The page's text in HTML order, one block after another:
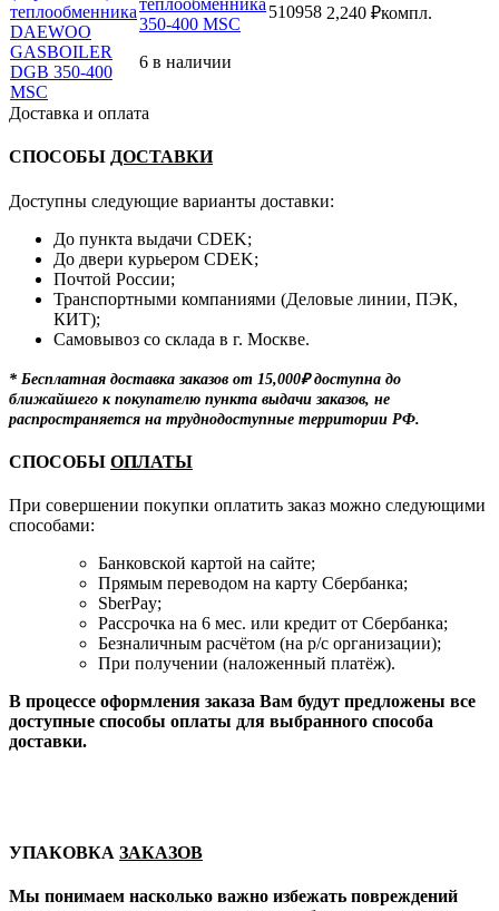
теплообменника
350-400 MSC
6 в наличии
510958 2,240 ₽компл.
Доставка и оплата
СПОСОБЫ ДОСТАВКИ
Доступны следующие варианты доставки:
До пункта выдачи CDEK;
До двери курьером CDEK;
Почтой России;
Транспортными компаниями (Деловые линии, ПЭК,
КИТ);
Самовывоз со склада в г. Москве.
* Бесплатная доставка заказов от 15,000₽ доступна до
ближайшего к покупателю пункта выдачи заказов, не
распространяется на труднодоступные территории РФ.
СПОСОБЫ ОПЛАТЫ
При совершении покупки оплатить заказ можно следующими
способами:
Банковской картой на сайте;
Прямым переводом на карту Сбербанка;
SberPay;
Рассрочка на 6 мес. или кредит от Сбербанка;
Безналичным расчётом (на р/с организации);
При получении (наложенный платёж).
В процессе оформления заказа Вам будут предложены все
доступные способы оплаты для выбранного способа
доставки.
УПАКОВКА ЗАКАЗОВ
Мы понимаем насколько важно избежать повреждений